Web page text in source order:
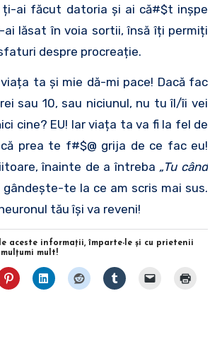
ți-ai făcut datoria și ai că#$t inșpe
ai lăsat în voia sortii, însă îți permiți
despre procreație.
viața ta și mie dă-mi pace! Dacă fac
sau 10, sau niciunul, nu tu îl/îi vei
cine? EU! Iar viața ta va fi la fel de
prea te f#$@ grija de ce fac eu!
înainte de a întreba „Tu când
gândește-te la ce am scris mai sus.
tău își va reveni!
aceste informaţii, împarte-le şi cu prietenii
mult!